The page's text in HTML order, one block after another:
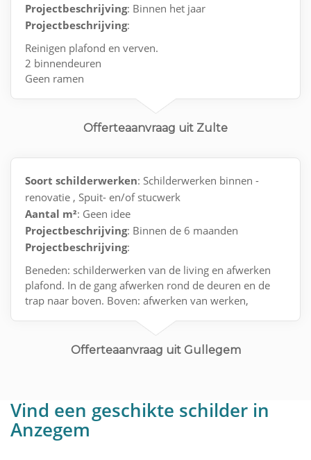
Projectbeschrijving: Binnen het jaar
Projectbeschrijving:
Reinigen plafond en verven.
2 binnendeuren
Geen ramen
Offerteaanvraag uit Zulte
Soort schilderwerken: Schilderwerken binnen -
renovatie , Spuit- en/of stucwerk
Aantal m²: Geen idee
Projectbeschrijving: Binnen de 6 maanden
Projectbeschrijving:
Beneden: schilderwerken van de living en afwerken
plafond. In de gang afwerken rond de deuren en de
trap naar boven. Boven: afwerken van werken,
Offerteaanvraag uit Gullegem
Vind een geschikte schilder in
Anzegem